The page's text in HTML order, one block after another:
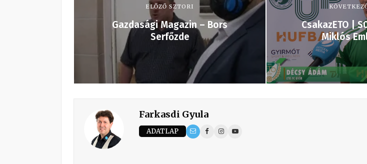
ELŐZŐ SZTORI
Gazdasági Magazin – Bors
Serfőzde
CsakazETO |
Miklós
Farkasdi Gyula
ADATLAP